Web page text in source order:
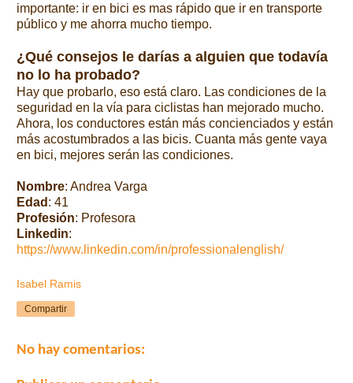
importante: ir en bici es mas rápido que ir en transporte
público y me ahorra mucho tiempo.
¿Qué consejos le darías a alguien que todavía
no lo ha probado?
Hay que probarlo, eso está claro. Las condiciones de la
seguridad en la vía para ciclistas han mejorado mucho.
Ahora, los conductores están más concienciados y están
más acostumbrados a las bicis. Cuanta más gente vaya
en bici, mejores serán las condiciones.
Nombre: Andrea Varga
Edad : 41
Profesión: Profesora
Linkedin:
https://www.linkedin.com/in/professionalenglish/
Isabel Ramis
Compartir
No hay comentarios: